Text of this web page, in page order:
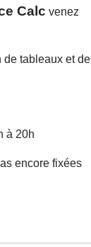
Calc venez
de tableaux et de
à 20h
encore fixées